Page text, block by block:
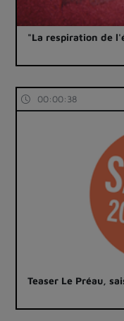
"La respiration de
00:00:38
Teaser Le Préau,